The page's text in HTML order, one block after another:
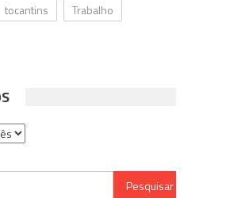
tocantins
Trabalho
Pesquisar